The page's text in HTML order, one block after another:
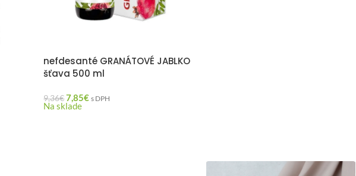
nefdesanté GRANÁTOVÉ JABLKO
šťava 500 ml
9,36€7,85€ s DPH
Na sklade